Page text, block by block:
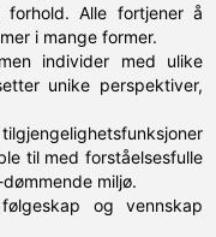
forhold. Alle fortjener å
i mange former.
individer med ulike
unike perspektiver,
til med forståelsesfulle
miljø.
og vennskap